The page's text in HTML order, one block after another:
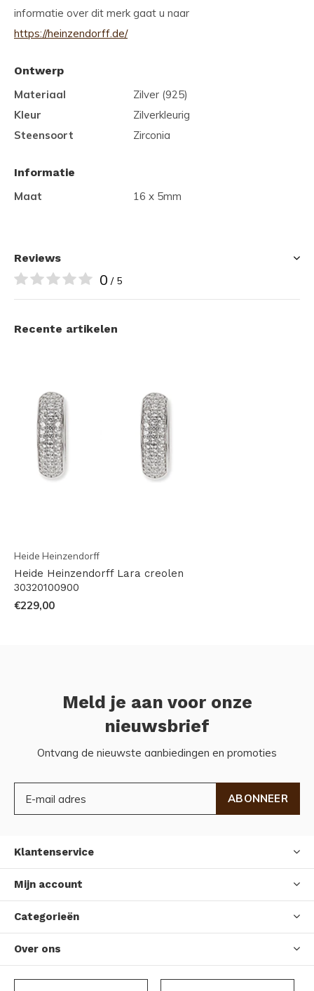
informatie over dit merk gaat u naar
https://heinzendorff.de/
Ontwerp
Materiaal
Zilver (925)
Kleur
Zilverkleurig
Steensoort
Zirconia
Informatie
Maat
16 x 5mm
Reviews
0 / 5
Recente artikelen
Heide Heinzendorff
Heide Heinzendorff Lara creolen
30320100900
€229,00
Meld je aan voor onze
nieuwsbrief
Ontvang de nieuwste aanbiedingen en promoties
ABONNEER
Klantenservice
Mijn account
Categorieën
Over ons